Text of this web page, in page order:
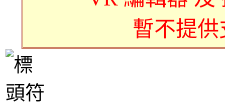
暫不提